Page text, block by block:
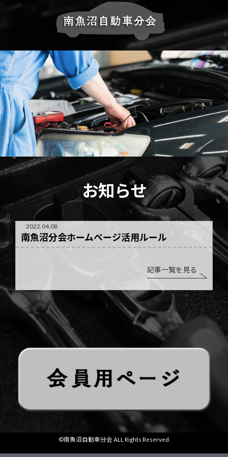
お知らせ
2022.04.08
南魚沼分会ホームページ活用ルール
記事一覧を見る
©南魚沼自動車分会 ALL Rights Reserved.